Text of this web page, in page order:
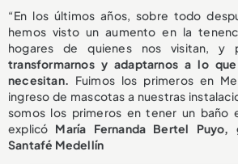
“En los últimos años, sobre todo
hemos visto un aumento en la
hogares de quienes nos visitan, y
transformarnos y adaptarnos a lo
necesitan. Fuimos los primeros en
ingreso de mascotas a nuestras
somos los primeros en tener un baño
explicó María Fernanda Bertel Puyo,
Santafé Medellín